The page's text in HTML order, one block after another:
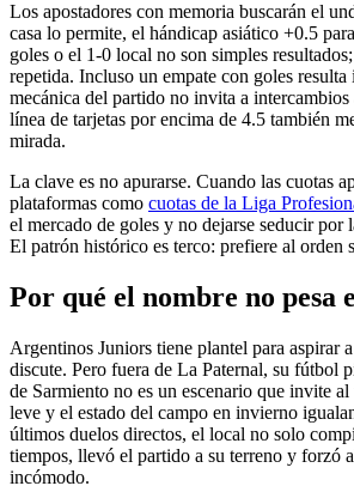
Los apostadores con memoria buscarán el
casa lo permite, el hándicap asiático +0.5
goles o el 1-0 local no son simples
repetida. Incluso un empate con goles
mecánica del partido no invita a
línea de tarjetas por encima de 4.5 también
mirada.
La clave es no apurarse. Cuando las cuotas
plataformas como cuotas de la Liga
el mercado de goles y no dejarse seducir por
El patrón histórico es terco: prefiere al orden
Por qué el nombre no pesa
Argentinos Juniors tiene plantel para aspirar
discute. Pero fuera de La Paternal, su fútbol
de Sarmiento no es un escenario que invite
leve y el estado del campo en invierno
últimos duelos directos, el local no solo
tiempos, llevó el partido a su terreno y forzó
incómodo.